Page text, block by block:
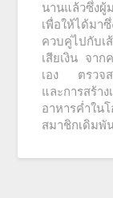
นานแล้วซึ่งผู้
เพื่อให้ได้มา
ควบคู่ไปกับเ
เสียเงิน จาก
เอง ตรวจส
และการสร้า
อาหารค่ำใน
สมาชิกเดิมพั